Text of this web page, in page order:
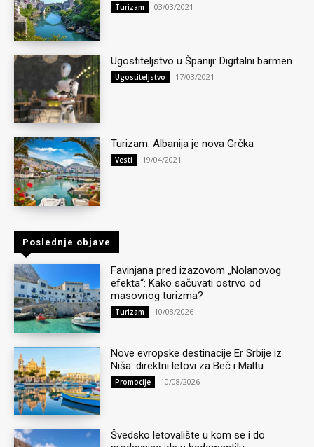
Turizam 03/03/2021
Ugostiteljstvo u Španiji: Digitalni barmen
Ugostiteljstvo 17/03/2021
Turizam: Albanija je nova Grčka
Vesti 19/04/2021
Poslednje objave
Favinjana pred izazovom „Nolanovog
efekta“: Kako sačuvati ostrvo od
masovnog turizma?
Turizam 10/08/2026
Nove evropske destinacije Er Srbije iz
Niša: direktni letovi za Beč i Maltu
Promocije 10/08/2026
Švedsko letovalište u kom se i do